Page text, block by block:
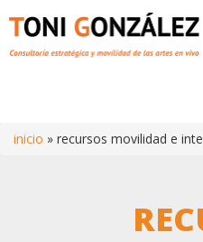
principal
inicio recursos movilidad e